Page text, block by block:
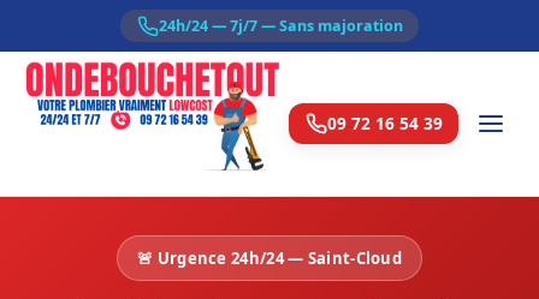
24h/24 — 7j/7 — Sans majoration
09 72 16 54 39
🚨 Urgence 24h/24 — Saint-Cloud